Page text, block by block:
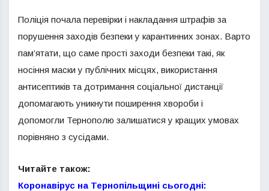
Поліція почала перевірки і накладання штрафів за
порушення заходів безпеки у карантинних зонах. Варто
пам’ятати, що саме прості заходи безпеки такі, як
носіння маски у публічних місцях, використання
антисептиків та дотримання соціальної дистанції
допомагають уникнути поширення хвороби і
допомогли Тернополю залишатися у кращих умовах
порівняно з сусідами.
Читайте також:
Коронавірус на Тернопільщині сьогодні: